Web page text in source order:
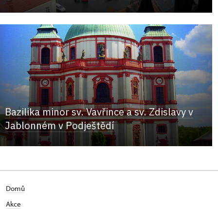
Bazilika minor sv. Vavřince a sv. Zdislavy v
Jablonném v Podještědí
Domů
Akce